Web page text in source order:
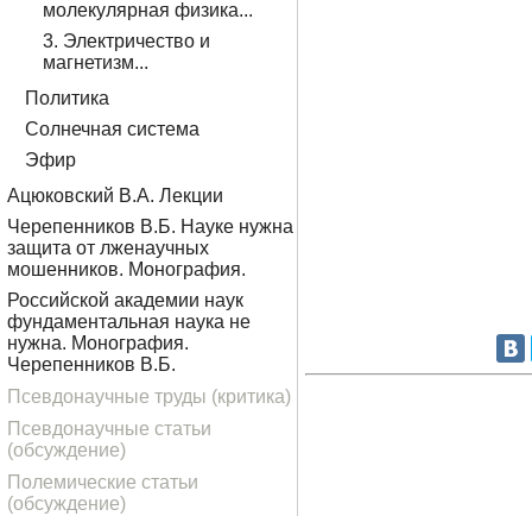
молекулярная физика...
3. Электричество и
магнетизм...
Политика
Солнечная система
Эфир
Ацюковский В.А. Лекции
Черепенников В.Б. Науке нужна
защита от лженаучных
мошенников. Монография.
Российской академии наук
фундаментальная наука не
нужна. Монография.
Черепенников В.Б.
Псевдонаучные труды (критика)
Псевдонаучные статьи
(обсуждение)
Полемические статьи
(обсуждение)